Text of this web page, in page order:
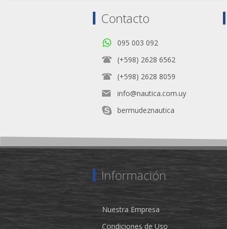
Contacto
095 003 092
(+598) 2628 6562
(+598) 2628 8059
info@nautica.com.uy
bermudeznautica
Información
Nuestra Empresa
Condiciones de Uso